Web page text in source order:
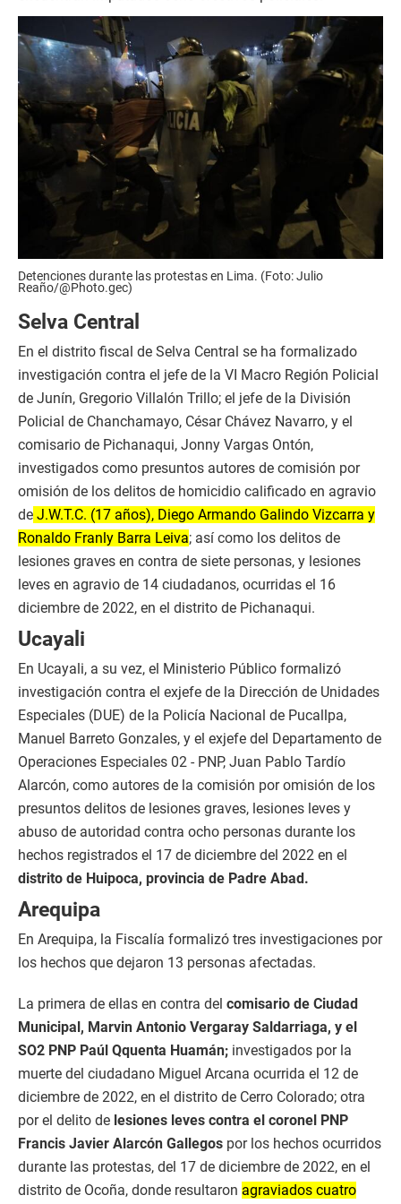
Detenciones durante las protestas en Lima. (Foto: Julio
Reaño/@Photo.gec)
Selva Central
En el distrito fiscal de Selva Central se ha formalizado
investigación contra el jefe de la VI Macro Región Policial
de Junín, Gregorio Villalón Trillo; el jefe de la División
Policial de Chanchamayo, César Chávez Navarro, y el
comisario de Pichanaqui, Jonny Vargas Ontón,
investigados como presuntos autores de comisión por
omisión de los delitos de homicidio calificado en agravio
de J.W.T.C. (17 años), Diego Armando Galindo Vizcarra y
Ronaldo Franly Barra Leiva; así como los delitos de
lesiones graves en contra de siete personas, y lesiones
leves en agravio de 14 ciudadanos, ocurridas el 16
diciembre de 2022, en el distrito de Pichanaqui.
Ucayali
En Ucayali, a su vez, el Ministerio Público formalizó
investigación contra el exjefe de la Dirección de Unidades
Especiales (DUE) de la Policía Nacional de Pucallpa,
Manuel Barreto Gonzales, y el exjefe del Departamento de
Operaciones Especiales 02 - PNP, Juan Pablo Tardío
Alarcón, como autores de la comisión por omisión de los
presuntos delitos de lesiones graves, lesiones leves y
abuso de autoridad contra ocho personas durante los
hechos registrados el 17 de diciembre del 2022 en el
distrito de Huipoca, provincia de Padre Abad.
Arequipa
En Arequipa, la Fiscalía formalizó tres investigaciones por
los hechos que dejaron 13 personas afectadas.
La primera de ellas en contra del comisario de Ciudad
Municipal, Marvin Antonio Vergaray Saldarriaga, y el
SO2 PNP Paúl Qquenta Huamán; investigados por la
muerte del ciudadano Miguel Arcana ocurrida el 12 de
diciembre de 2022, en el distrito de Cerro Colorado; otra
por el delito de lesiones leves contra el coronel PNP
Francis Javier Alarcón Gallegos por los hechos ocurridos
durante las protestas, del 17 de diciembre de 2022, en el
distrito de Ocoña, donde resultaron agraviados cuatro